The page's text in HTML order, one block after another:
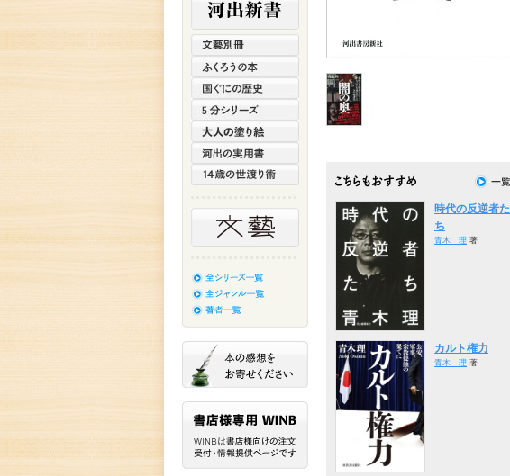
時代の反逆者た
ち
青木 理 著
カルト権力
青木 理 著